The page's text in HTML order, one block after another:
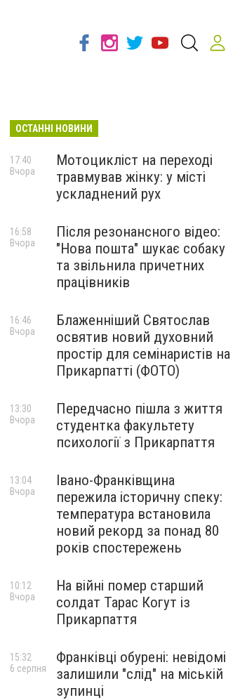
ОСТАННІ НОВИНИ
Мотоцикліст на переході
травмував жінку: у місті
ускладнений рух
17:40
Вчора
Після резонансного відео:
"Нова пошта" шукає собаку
та звільнила причетних
працівників
16:58
Вчора
Блаженніший Святослав
освятив новий духовний
простір для семінаристів на
Прикарпатті (ФОТО)
16:46
Вчора
Передчасно пішла з життя
студентка факультету
психології з Прикарпаття
13:30
Вчора
Івано-Франківщина
пережила історичну спеку:
температура встановила
новий рекорд за понад 80
років спостережень
13:04
Вчора
На війні помер старший
солдат Тарас Когут із
Прикарпаття
10:12
Вчора
Франківці обурені: невідомі
залишили "слід" на міській
зупинці
15:32
6 серпня